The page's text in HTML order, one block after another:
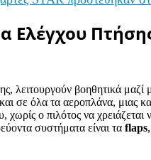
Ελέγχου
λειτουργούν βοηθητικά
σε όλα τα αεροπλάνα, μιας
ο πιλότος να
συστήματα είναι τα flaps